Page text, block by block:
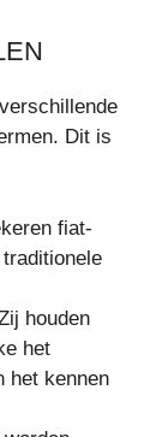
Dit is
fiat-
houden
het
het kennen